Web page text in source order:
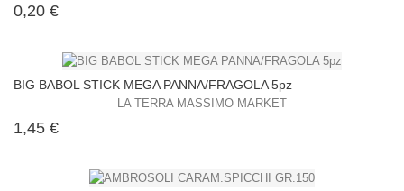
0,20 €Prezzo
BIG BABOL STICK MEGA PANNA/FRAGOLA 5pz
LA TERRA MASSIMO MARKET
1,45 €Prezzo